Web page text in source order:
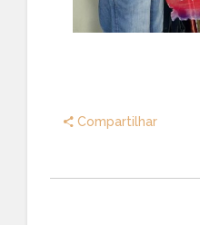
Compartilhar